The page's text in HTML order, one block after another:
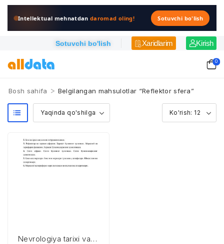
Intellektual mehnatdandaromad oling! Sotuvchi bo'lish
Sotuvchi bo'lish Xaridlarim Kirish
0
Bosh sahifa > Belgilangan mahsulotlar “Reflektor sfera”
Nevrologiya tarixi va